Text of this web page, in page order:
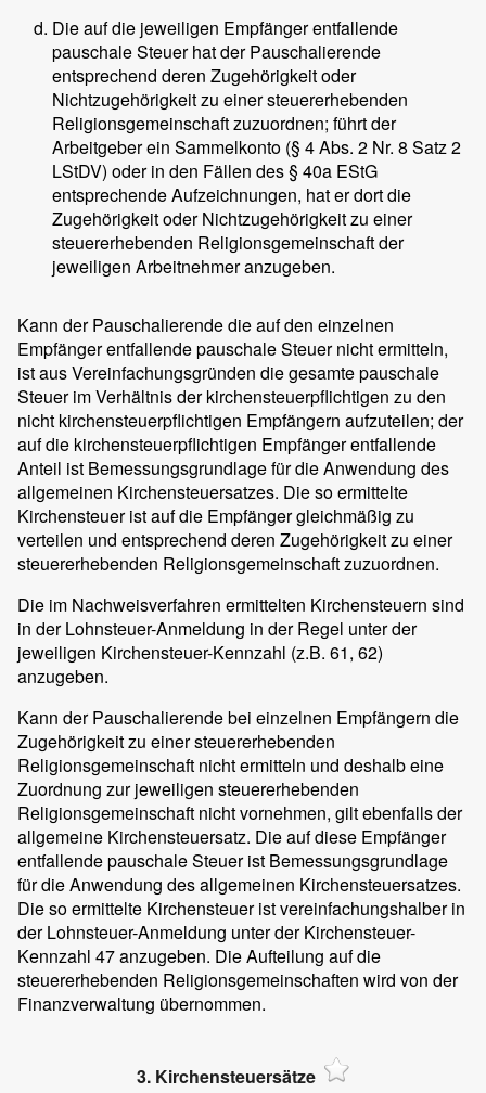
Die auf die jeweiligen Empfänger entfallende
pauschale Steuer hat der Pauschalierende
entsprechend deren Zugehörigkeit oder
Nichtzugehörigkeit zu einer steuererhebenden
Religionsgemeinschaft zuzuordnen; führt der
Arbeitgeber ein Sammelkonto (§ 4 Abs. 2 Nr. 8 Satz 2
LStDV) oder in den Fällen des § 40a EStG
entsprechende Aufzeichnungen, hat er dort die
Zugehörigkeit oder Nichtzugehörigkeit zu einer
steuererhebenden Religionsgemeinschaft der
jeweiligen Arbeitnehmer anzugeben.
Kann der Pauschalierende die auf den einzelnen
Empfänger entfallende pauschale Steuer nicht ermitteln,
ist aus Vereinfachungsgründen die gesamte pauschale
Steuer im Verhältnis der kirchensteuerpflichtigen zu den
nicht kirchensteuerpflichtigen Empfängern aufzuteilen; der
auf die kirchensteuerpflichtigen Empfänger entfallende
Anteil ist Bemessungsgrundlage für die Anwendung des
allgemeinen Kirchensteuersatzes. Die so ermittelte
Kirchensteuer ist auf die Empfänger gleichmäßig zu
verteilen und entsprechend deren Zugehörigkeit zu einer
steuererhebenden Religionsgemeinschaft zuzuordnen.
Die im Nachweisverfahren ermittelten Kirchensteuern sind
in der Lohnsteuer-Anmeldung in der Regel unter der
jeweiligen Kirchensteuer-Kennzahl (z.B. 61, 62)
anzugeben.
Kann der Pauschalierende bei einzelnen Empfängern die
Zugehörigkeit zu einer steuererhebenden
Religionsgemeinschaft nicht ermitteln und deshalb eine
Zuordnung zur jeweiligen steuererhebenden
Religionsgemeinschaft nicht vornehmen, gilt ebenfalls der
allgemeine Kirchensteuersatz. Die auf diese Empfänger
entfallende pauschale Steuer ist Bemessungsgrundlage
für die Anwendung des allgemeinen Kirchensteuersatzes.
Die so ermittelte Kirchensteuer ist vereinfachungshalber in
der Lohnsteuer-Anmeldung unter der Kirchensteuer-
Kennzahl 47 anzugeben. Die Aufteilung auf die
steuererhebenden Religionsgemeinschaften wird von der
Finanzverwaltung übernommen.
3. Kirchensteuersätze